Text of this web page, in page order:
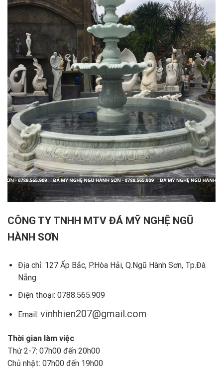
CÔNG TY TNHH MTV ĐÁ MỸ NGHỆ NGŨ
HÀNH SƠN
Địa chỉ: 127 Ấp Bắc, P.Hòa Hải, Q.Ngũ Hành Sơn, Tp.Đà
Nẵng
Điện thoại: 0788.565.909
Email: vinhhien207@gmail.com
Thời gian làm việc
Thứ 2-7: 07h00 đến 20h00
Chủ nhật: 07h00 đến 19h00